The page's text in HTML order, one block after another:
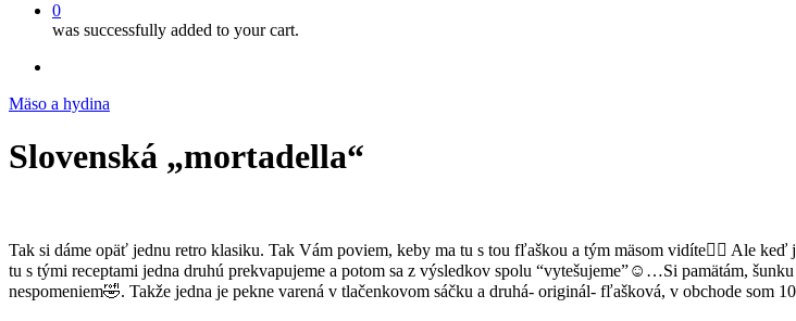
0
was successfully added to your cart.
Mäso a hydina
Slovenská „mortadella“
Tak si dáme opäť jednu retro klasiku. Tak Vám poviem, keby ma tu s tou fľaškou a tým mäsom vidíte🤦‍♀️ Ale keď
tu s tými receptami jedna druhú prekvapujeme a potom sa z výsledkov spolu “vytešujeme”☺️…Si pamätám,
nespomeniem🤣. Takže jedna je pekne varená v tlačenkovom sáčku a druhá- originál- fľašková, v obchode